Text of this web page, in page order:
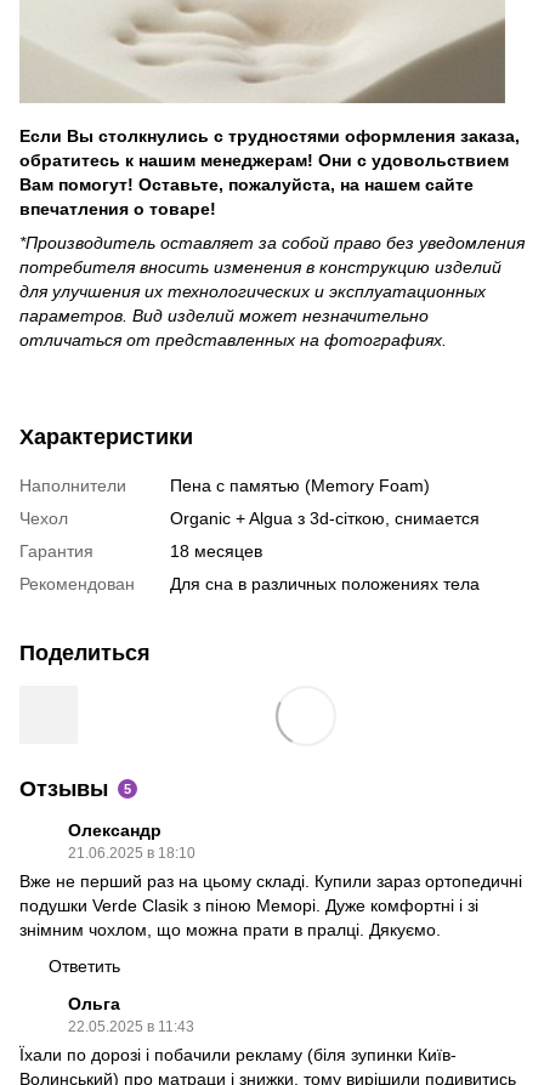
Если Вы столкнулись с трудностями оформления заказа,
обратитесь к нашим менеджерам! Они с удовольствием
Вам помогут! Оставьте, пожалуйста, на нашем сайте
впечатления о товаре!
*Производитель оставляет за собой право без уведомления
потребителя вносить изменения в конструкцию изделий
для улучшения их технологических и эксплуатационных
параметров. Вид изделий может незначительно
отличаться от представленных на фотографиях.
Характеристики
Наполнители
Пена с памятью (Memory Foam)
Чехол
Organic + Algua з 3d-сіткою, снимается
Гарантия
18 месяцев
Рекомендован
Для сна в различных положениях тела
Поделиться
Отзывы 5
Олександр
21.06.2025 в 18:10
Вже не перший раз на цьому складі. Купили зараз ортопедичні
подушки Verde Clasik з піною Меморі. Дуже комфортні і зі
знімним чохлом, що можна прати в пралці. Дякуємо.
Ответить
Ольга
22.05.2025 в 11:43
Їхали по дорозі і побачили рекламу (біля зупинки Київ-
Волинський) про матраци і знижки, тому вирішили подивитись